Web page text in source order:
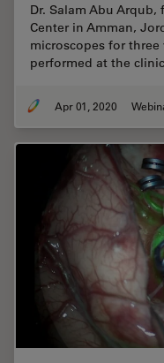
Dr. Salam Abu
Center in Amman,
microscopes for
performed at the
Apr 01, 2020